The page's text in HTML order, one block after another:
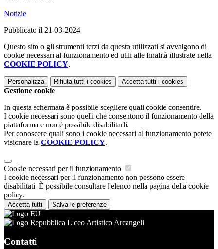
Notizie
Pubblicato il 21-03-2024
Questo sito o gli strumenti terzi da questo utilizzati si avvalgono di
cookie necessari al funzionamento ed utili alle finalità illustrate nella
COOKIE POLICY.
Personalizza Rifiuta tutti i cookies Accetta tutti i cookies
Gestione cookie
In questa schermata è possibile scegliere quali cookie consentire.
I cookie necessari sono quelli che consentono il funzionamento della
piattaforma e non è possibile disabilitarli.
Per conoscere quali sono i cookie necessari al funzionamento potete
visionare la COOKIE POLICY.
Cookie necessari per il funzionamento
I cookie necessari per il funzionamento non possono essere
disabilitati. È possibile consultare l'elenco nella pagina della cookie
policy.
Accetta tutti Salva le preferenze
Liceo Artistico Arcangeli
Contatti